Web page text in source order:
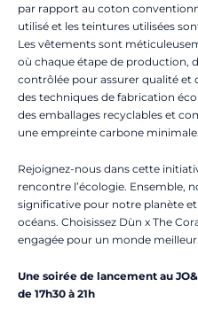
par rapport au coton
utilisé et les teintures utilisées
Les vêtements sont
où chaque étape de production,
contrôlée pour assurer qualité et
des techniques de fabrication
des emballages recyclables et
une empreinte carbone minimale.
Rejoignez-nous dans cette
rencontre l’écologie. Ensemble,
significative pour notre planète
océans. Choisissez Dùn x The
engagée pour un monde meilleur.
Une soirée de lancement au
de 17h30 à 21h